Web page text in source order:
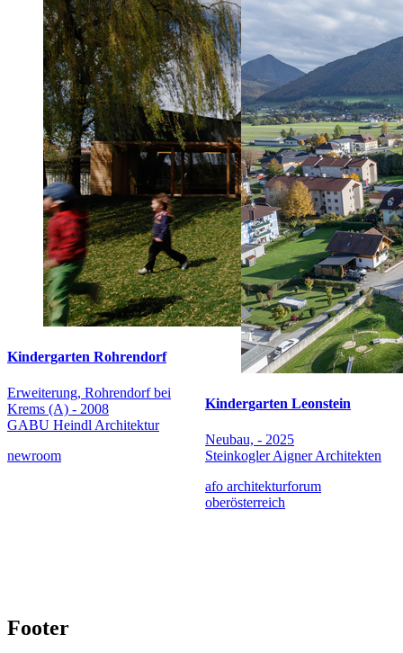
Kindergarten Rohrendorf
Erweiterung, Rohrendorf bei
Krems (A) - 2008
GABU Heindl Architektur
newroom
Kindergarten Leonstein
Neubau, - 2025
Steinkogler Aigner Architekten
afo architekturforum
oberösterreich
Footer